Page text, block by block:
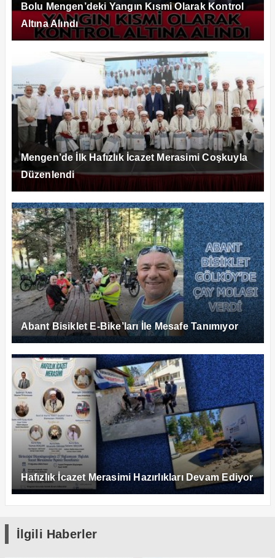
Bolu Mengen’deki Yangın Kısmi Olarak Kontrol
Altına Alındı
Mengen’de İlk Hafızlık İcazet Merasimi Coşkuyla
Düzenlendi
Abant Bisiklet E-Bike’ları İle Mesafe Tanımıyor
Hafızlık İcazet Merasimi Hazırlıkları Devam Ediyor
İlgili Haberler